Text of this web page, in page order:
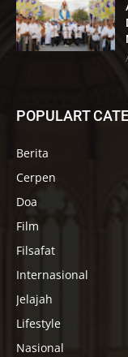
POPULART
Berita
Cerpen
Doa
Film
Filsafat
Internasional
Jelajah
Lifestyle
Nasional